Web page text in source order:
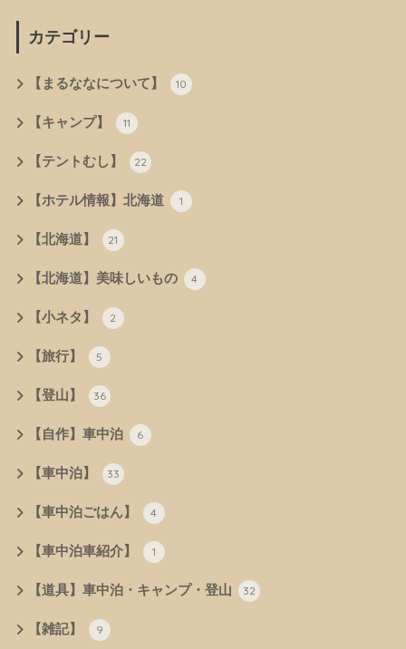
カテゴリー
【まるななについて】 10
【キャンプ】 11
【テントむし】 22
【ホテル情報】北海道 1
【北海道】 21
【北海道】美味しいもの 4
【小ネタ】 2
【旅行】 5
【登山】 36
【自作】車中泊 6
【車中泊】 33
【車中泊ごはん】 4
【車中泊車紹介】 1
【道具】車中泊・キャンプ・登山 32
【雑記】 9